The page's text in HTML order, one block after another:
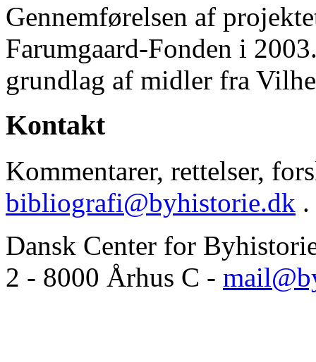
Gennemførelsen af
Farumgaard-Fonden i
grundlag af midler fra
Kontakt
Kommentarer, rettelser,
bibliografi@byhistorie.dk .
Dansk Center for
2 - 8000 Århus C -